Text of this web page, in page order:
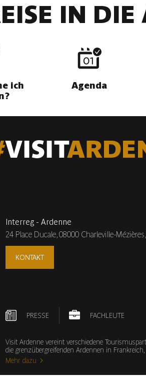
IN DIE
ich
Agenda
Interreg - Ardenne
24 Place Ducale,08000 Charleville-
KONTAKT
PRESSE FACHLEUTE
Visit Ardenne vereint verschiedene
die grenzübergreifenden Ardennen in
Mehr dazu